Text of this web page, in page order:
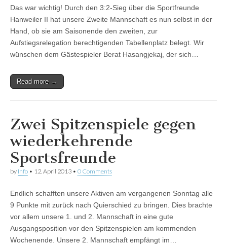
Das war wichtig! Durch den 3:2-Sieg über die Sportfreunde
Hanweiler II hat unsere Zweite Mannschaft es nun selbst in der
Hand, ob sie am Saisonende den zweiten, zur
Aufstiegsrelegation berechtigenden Tabellenplatz belegt. Wir
wünschen dem Gästespieler Berat Hasangjekaj, der sich…
Read more →
Zwei Spitzenspiele gegen
wiederkehrende
Sportsfreunde
by Info • 12. April 2013 • 0 Comments
Endlich schafften unsere Aktiven am vergangenen Sonntag alle
9 Punkte mit zurück nach Quierschied zu bringen. Dies brachte
vor allem unsere 1. und 2. Mannschaft in eine gute
Ausgangsposition vor den Spitzenspielen am kommenden
Wochenende. Unsere 2. Mannschaft empfängt im…